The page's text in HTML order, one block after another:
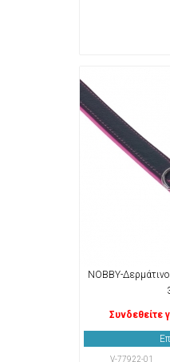
NOBBY-
Συνδεθείτε
V-77922-01